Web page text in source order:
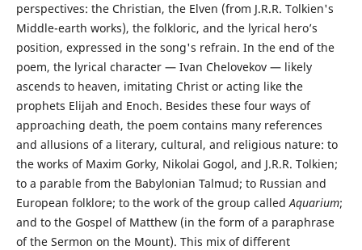
perspectives: the Christian, the Elven (from J.R.R. Tolkien's
Middle-earth works), the folkloric, and the lyrical hero’s
position, expressed in the song's refrain. In the end of the
poem, the lyrical character — Ivan Chelovekov — likely
ascends to heaven, imitating Christ or acting like the
prophets Elijah and Enoch. Besides these four ways of
approaching death, the poem contains many references
and allusions of a literary, cultural, and religious nature: to
the works of Maxim Gorky, Nikolai Gogol, and J.R.R. Tolkien;
to a parable from the Babylonian Talmud; to Russian and
European folklore; to the work of the group calledAquarium;
and to the Gospel of Matthew (in the form of a paraphrase
of the Sermon on the Mount). This mix of different